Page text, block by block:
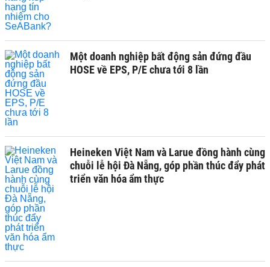
Một doanh nghiệp bất động sản đứng đầu
HOSE về EPS, P/E chưa tới 8 lần
Heineken Việt Nam và Larue đồng hành cùng
chuỗi lễ hội Đà Nẵng, góp phần thúc đẩy phát
triển văn hóa ẩm thực